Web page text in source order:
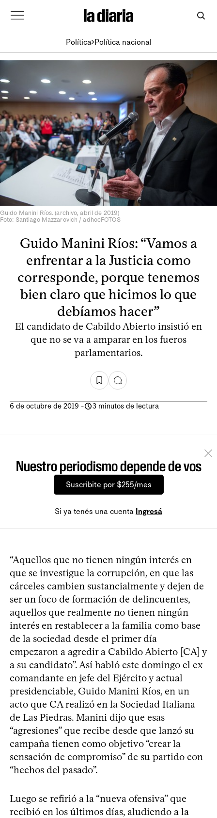
Política Política nacional
Guido Manini Ríos. (archivo, abril de 2019)
Foto: Santiago Mazzarovich / adhocFOTOS
Guido Manini Ríos: “Vamos a
enfrentar a la Justicia como
corresponde, porque tenemos
bien claro que hicimos lo que
debíamos hacer”
El candidato de Cabildo Abierto insistió en
que no se va a amparar en los fueros
parlamentarios.
6 de octubre de 2019 - 3 minutos de lectura
Nuestro periodismo depende de vos
Suscribite por $255/mes
Si ya tenés una cuenta Ingresá
“Aquellos que no tienen ningún interés en
que se investigue la corrupción, en que las
cárceles cambien sustancialmente y dejen de
ser un foco de formación de delincuentes,
aquellos que realmente no tienen ningún
interés en restablecer a la familia como base
de la sociedad desde el primer día
empezaron a agredir a Cabildo Abierto [CA] y
a su candidato”. Así habló este domingo el ex
comandante en jefe del Ejército y actual
presidenciable, Guido Manini Ríos, en un
acto que CA realizó en la Sociedad Italiana
de Las Piedras. Manini dijo que esas
“agresiones” que recibe desde que lanzó su
campaña tienen como objetivo “crear la
sensación de compromiso” de su partido con
“hechos del pasado”.
Luego se refirió a la “nueva ofensiva” que
recibió en los últimos días, aludiendo a la